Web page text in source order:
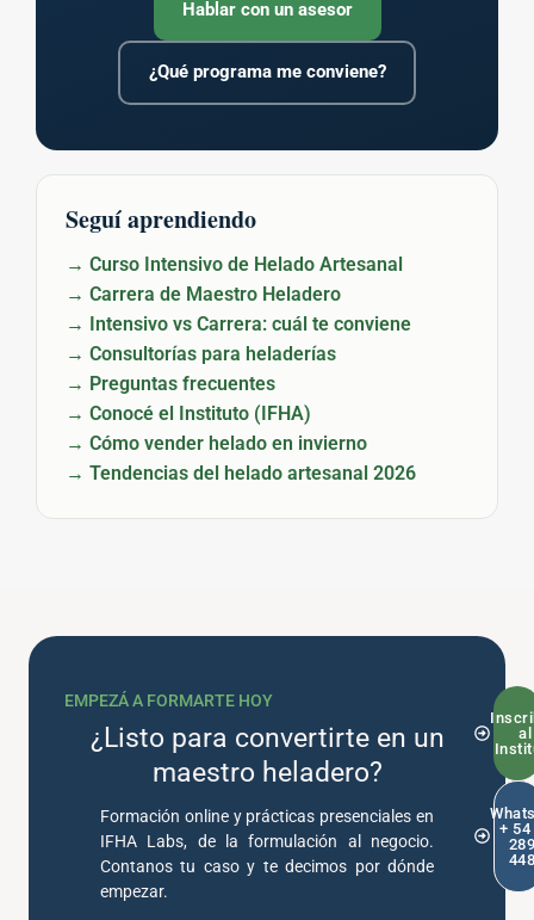
Hablar con un asesor
¿Qué programa me conviene?
Seguí aprendiendo
→ Curso Intensivo de Helado Artesanal
→ Carrera de Maestro Heladero
→ Intensivo vs Carrera: cuál te conviene
→ Consultorías para heladerías
→ Preguntas frecuentes
→ Conocé el Instituto (IFHA)
→ Cómo vender helado en invierno
→ Tendencias del helado artesanal 2026
EMPEZÁ A FORMARTE HOY
¿Listo para convertirte en un
maestro heladero?
Formación online y prácticas presenciales en
IFHA Labs, de la formulación al negocio.
Contanos tu caso y te decimos por dónde
empezar.
al
+ 54